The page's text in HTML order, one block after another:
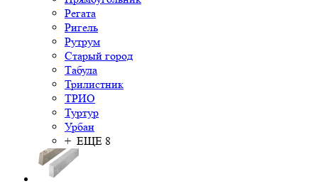
Регата
Ригель
Рутрум
Старый город
Табула
Трилистник
ТРИО
Туртур
Урбан
+ ЕЩЕ 8